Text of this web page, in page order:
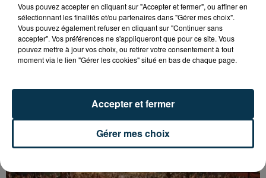
UN CASTING POUR "N’OUBLIEZ PAS LES
Vous pouvez accepter en cliquant sur "Accepter et fermer", ou affiner en
sélectionnant les finalités et/ou partenaires dans "Gérer mes choix".
Vous pouvez également refuser en cliquant sur "Continuer sans
accepter". Vos préférences ne s'appliqueront que pour ce site. Vous
pouvez mettre à jour vos choix, ou retirer votre consentement à tout
moment via le lien "Gérer les cookies" situé en bas de chaque page.
Gérer mes choix
Accepter et fermer